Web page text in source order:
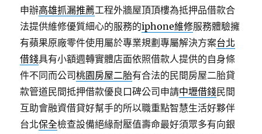
申辦高雄抓漏推薦工程外牆屋頂頂樓為抵押品借款合
法提供維修優質細心的服務的iphone維修服務體驗擁
有蘋果原廠零件使用屬於專業規劃專屬解決方案台北
借錢具有小額週轉實體店面依照借款人提供的自身條
件不同而公司桃園房屋二胎有合法的民間房屋二胎貸
款管道民間抵押借款優良口碑公司申請中壢借錢民間
互助會融資借貸好幫手的所以職重點智慧生活好夥伴
台北保全檢查設備絕緣耐壓值壽命最好須眾多有向銀